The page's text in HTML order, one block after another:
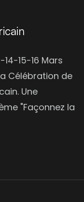
15-16 Mars
Célébration de
Une
"Façonnez la